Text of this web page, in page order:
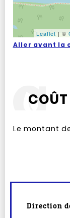
Direction
Leaflet | ©
Aller avant la
Le montant